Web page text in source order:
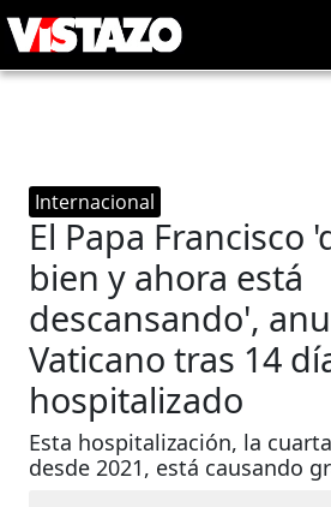
Internacional
El Papa Francisco
bien y ahora está
descansando',
Vaticano tras 14
hospitalizado
Esta hospitalización, la
desde 2021, está causando